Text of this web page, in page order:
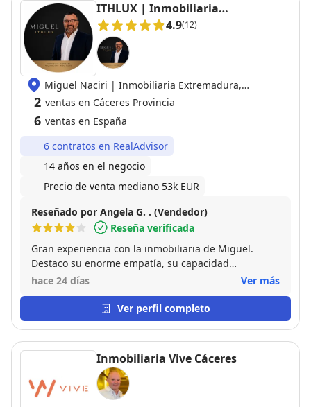
ITHLUX | Inmobiliaria
Extremadura4.9(12)
Miguel Naciri | Inmobiliaria Extremadura,
06800 Merida
2 ventas en Cáceres Provincia
6 ventas en España
6 contratos en RealAdvisor
14 años en el negocio
Precio de venta mediano 53k EUR
Reseñado por Angela G. . (Vendedor)
Reseña verificada
Gran experiencia con la inmobiliaria de Miguel.
Destaco su enorme empatía, su capacidad
profesional para explicar términos de venta sobre mi
a cada llamada de teléfono correo o wsap . Gracias a
su gestión resolvimos el trámite de forma exitosa y
Recomendable sin duda alguna, dejar nuestra casa
en sus manos es venta segura.
hace 24 días Ver más
Ver perfil completo
Inmobiliaria Vive Cáceres